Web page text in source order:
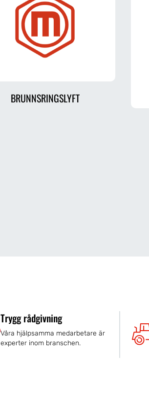
BRUNNSRINGSLYFT
Trygg rådgivning
Våra hjälpsamma medarbetare är
experter inom branschen.